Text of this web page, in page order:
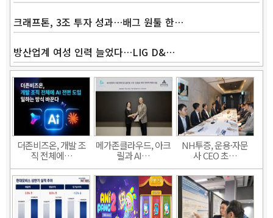
크래프톤, 3조 투자 성과…배그 원툴 한…
방산업계 여성 인력 늘었다…LIG D&…
더존비즈온, 개발 조
직 전체에…
메가존클라우드, 아크
릴과 AI…
NH투증, 운용·자문
사 CEO 초…